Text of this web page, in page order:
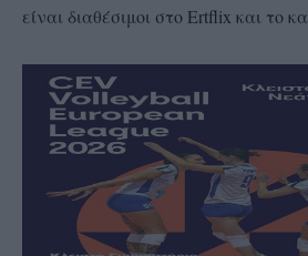
είναι διαθέσιμοι στο Ertflix και το